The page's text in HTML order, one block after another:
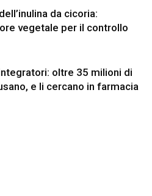
da cicoria:
vegetale per il controllo
oltre 35 milioni di
e li cercano in farmacia